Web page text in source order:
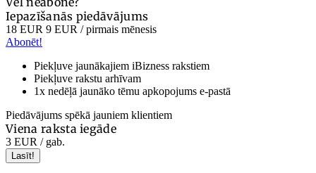
Iepazīšanās piedāvājums
18 EUR 9 EUR / pirmais mēnesis
Abonēt!
Piekļuve jaunākajiem iBizness rakstiem
Piekļuve rakstu arhīvam
1x nedēļā jaunāko tēmu apkopojums e-pastā
Piedāvājums spēkā jauniem klientiem
Viena raksta iegāde
3 EUR / gab.
Lasīt!